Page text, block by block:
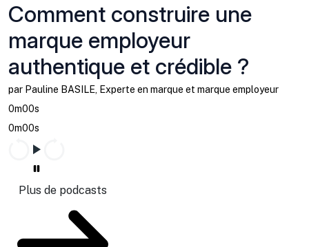
Comment construire une
marque employeur
authentique et crédible ?
par Pauline BASILE, Experte en marque et marque employeur
0m00s
0m00s
Plus de podcasts